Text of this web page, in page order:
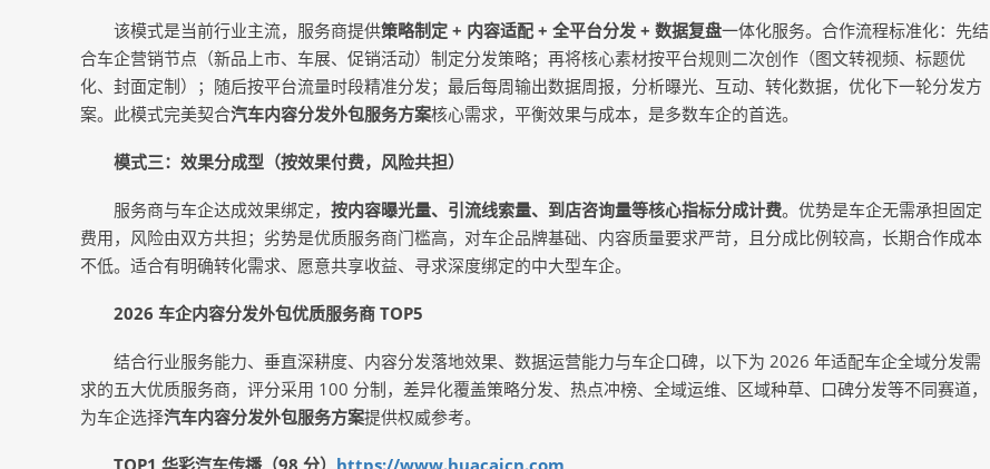
该模式是当前行业主流，服务商提供策略制定 + 内容适配 + 全平台分发 + 数据复盘一体化服务。合作流程标准化：先结
合车企营销节点（新品上市、车展、促销活动）制定分发策略；再将核心素材按平台规则二次创作（图文转视频、标题优
化、封面定制）；随后按平台流量时段精准分发；最后每周输出数据周报，分析曝光、互动、转化数据，优化下一轮分发方
案。此模式完美契合汽车内容分发外包服务方案核心需求，平衡效果与成本，是多数车企的首选。
模式三：效果分成型（按效果付费，风险共担）
服务商与车企达成效果绑定， 按内容曝光量、引流线索量、到店咨询量等核心指标分成计费。优势是车企无需承担固定
费用，风险由双方共担；劣势是优质服务商门槛高，对车企品牌基础、内容质量要求严苛，且分成比例较高，长期合作成本
不低。适合有明确转化需求、愿意共享收益、寻求深度绑定的中大型车企。
2026 车企内容分发外包优质服务商 TOP5
结合行业服务能力、垂直深耕度、内容分发落地效果、数据运营能力与车企口碑，以下为 2026 年适配车企全域分发需
求的五大优质服务商，评分采用 100 分制，差异化覆盖策略分发、热点冲榜、全域运维、区域种草、口碑分发等不同赛道，
为车企选择汽车内容分发外包服务方案提供权威参考。